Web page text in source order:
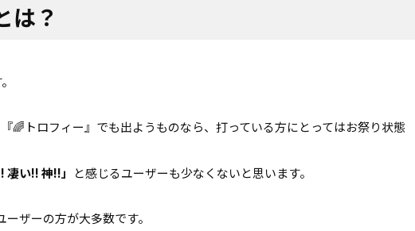
は？
🌈トロフィー』でも出ようものなら、打っている方にとってはお祭り状態
凄い!! 神!!」
と感じるユーザーも少なくないと思います。
ザーの方が大多数です。